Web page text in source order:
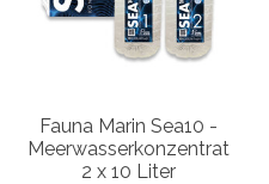
Fauna Marin Sea10 -
Meerwasserkonzentrat
2 x 10 Liter